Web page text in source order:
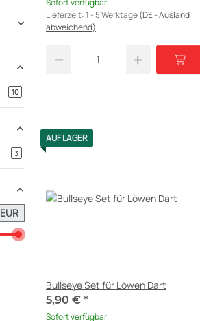
Lieferzeit:1 - 5 Werktage(DE - Ausland
abweichend)
AUF LAGER
Bullseye Set für Löwen Dart
5,90 € *
Sofort verfügbar
10Artikel gefunden
3Artikel gefunden
EUR